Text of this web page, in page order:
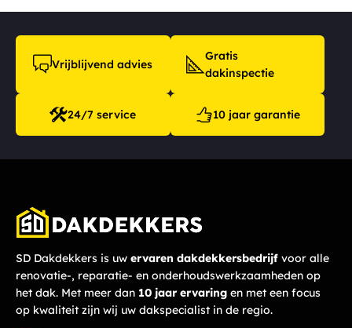
Vrijblijvend advies
Gratis
dakinspectie
24/7 service 10 jaar garantie
SD Dakdekkers is uw ervaren dakdekkersbedrijf voor alle
renovatie-, reparatie- en onderhoudswerkzaamheden op
het dak. Met meer dan 10 jaar ervaring en met een focus
op kwaliteit zijn wij uw dakspecialist in de regio.